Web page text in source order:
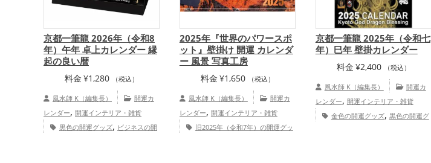
運アップ,総合運・全体運アップ
京都一筆龍 2026年（令和8
年）午年 卓上カレンダー 縁
起の良い暦
料金 ¥1,280 （税込）
風水師 K（編集長）
開運カ
レンダー, 開運インテリア・雑貨
黒色の開運グッズ, ビジネスの開
2025年『世界のパワースポ
ット』壁掛け 開運 カレンダ
ー 風景 写真工房
料金 ¥1,650 （税込）
風水師 K（編集長）
開運カ
レンダー, 開運インテリア・雑貨
旧2025年（令和7年）の開運グッ
京都一筆龍 2025年（令和七
年）巳年 壁掛カレンダー
料金 ¥2,400 （税込）
風水師 K（編集長）
開運カ
レンダー, 開運インテリア・雑貨
金色の開運グッズ, 黒色の開運グ